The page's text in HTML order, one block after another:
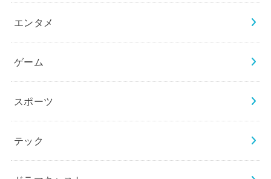
エンタメ
ゲーム
スポーツ
テック